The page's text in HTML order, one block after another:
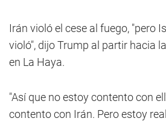
Irán violó el cese al fuego, "pero
violó", dijo Trump al partir hacia
en La Haya.
"Así que no estoy contento con
contento con Irán. Pero estoy